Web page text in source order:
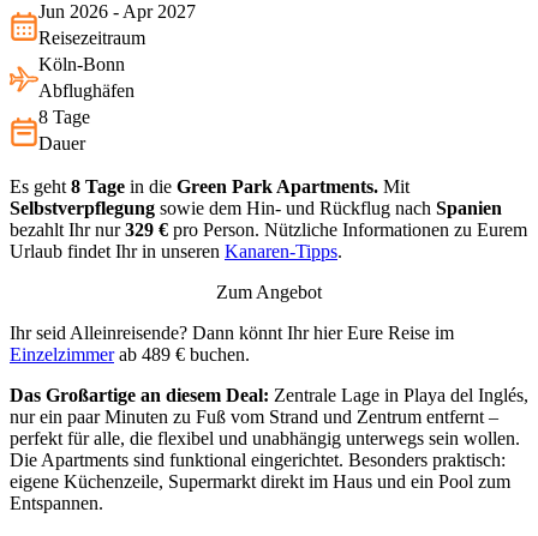
Jun 2026 - Apr 2027
Reisezeitraum
Köln-Bonn
Abflughäfen
8 Tage
Dauer
Es geht 8 Tage in die Green Park Apartments. Mit
Selbstverpflegung sowie dem Hin- und Rückflug nach Spanien
bezahlt Ihr nur329 € pro Person. Nützliche Informationen zu Eurem
Urlaub findet Ihr in unseren Kanaren-Tipps.
Zum Angebot
Ihr seid Alleinreisende? Dann könnt Ihr hier Eure Reise im
Einzelzimmerab 489 € buchen.
Das Großartige an diesem Deal: Zentrale Lage in Playa del Inglés,
nur ein paar Minuten zu Fuß vom Strand und Zentrum entfernt –
perfekt für alle, die flexibel und unabhängig unterwegs sein wollen.
Die Apartments sind funktional eingerichtet. Besonders praktisch:
eigene Küchenzeile, Supermarkt direkt im Haus und ein Pool zum
Entspannen.